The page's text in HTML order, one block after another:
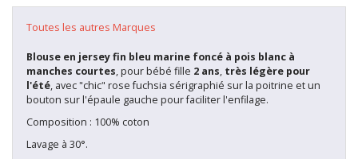
Toutes les autres Marques
Blouse en jersey fin bleu marine foncé à pois blanc à
manches courtes, pour bébé fille 2 ans, très légère pour
l'été, avec "chic" rose fuchsia sérigraphié sur la poitrine et un
bouton sur l'épaule gauche pour faciliter l'enfilage.
Composition : 100% coton
Lavage à 30°.